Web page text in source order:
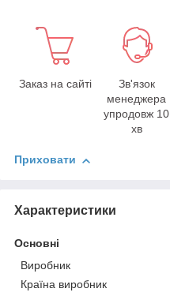
Заказ на сайті
Зв'язок
менеджера
упродовж 10
хв
Приховати
Характеристики
Основні
Виробник
Країна виробник